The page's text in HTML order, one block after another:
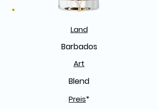
Land
Barbados
Art
Blend
Preis*